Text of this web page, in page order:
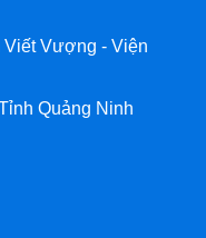
Viết Vượng - Viện
Quảng Ninh